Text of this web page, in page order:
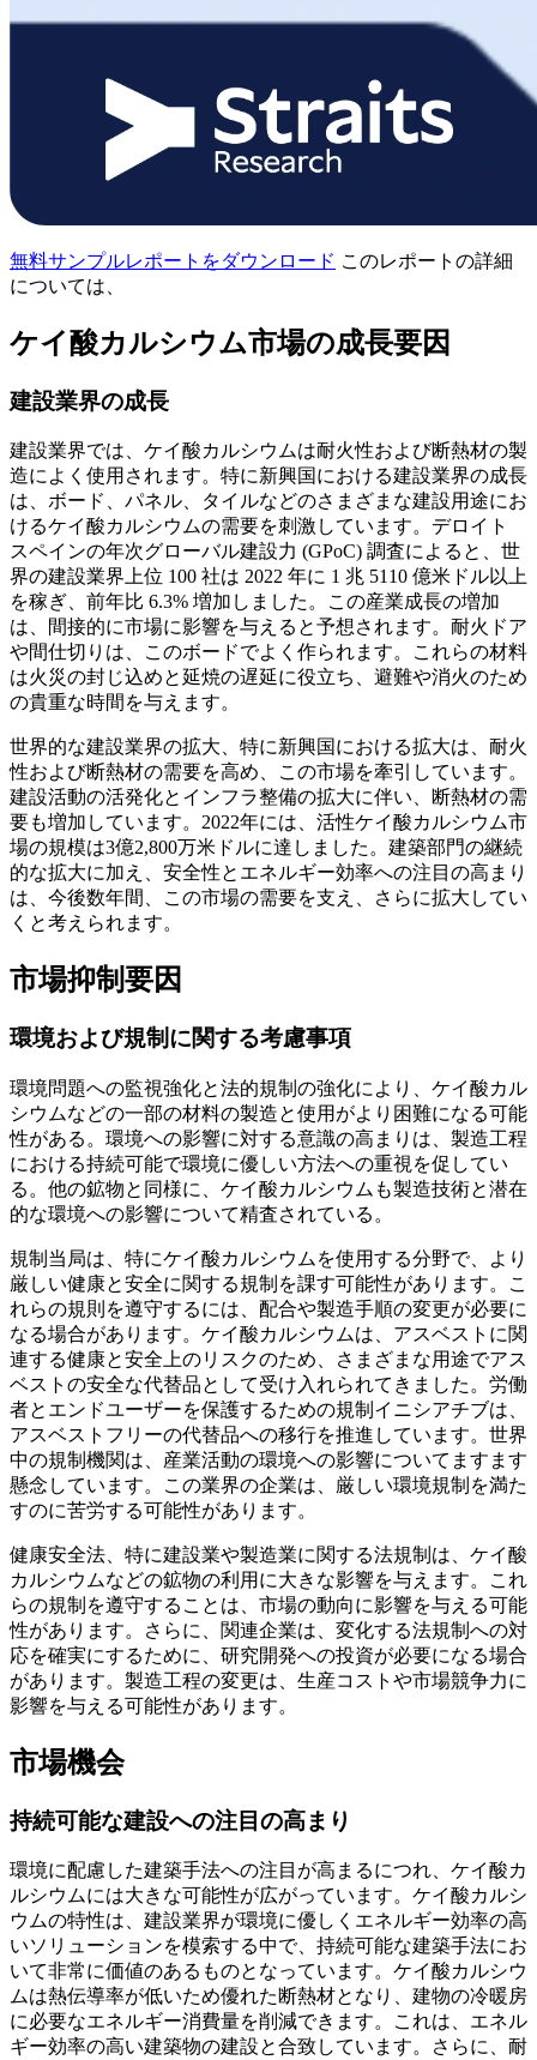
無料サンプルレポートをダウンロード このレポートの詳細
については、
ケイ酸カルシウム市場の成長要因
建設業界の成長
建設業界では、ケイ酸カルシウムは耐火性および断熱材の製
造によく使用されます。特に新興国における建設業界の成長
は、ボード、パネル、タイルなどのさまざまな建設用途にお
けるケイ酸カルシウムの需要を刺激しています。デロイト
スペインの年次グローバル建設力 (GPoC) 調査によると、世
界の建設業界上位 100 社は 2022 年に 1 兆 5110 億米ドル以上
を稼ぎ、前年比 6.3% 増加しました。この産業成長の増加
は、間接的に市場に影響を与えると予想されます。耐火ドア
や間仕切りは、このボードでよく作られます。これらの材料
は火災の封じ込めと延焼の遅延に役立ち、避難や消火のため
の貴重な時間を与えます。
世界的な建設業界の拡大、特に新興国における拡大は、耐火
性および断熱材の需要を高め、この市場を牽引しています。
建設活動の活発化とインフラ整備の拡大に伴い、断熱材の需
要も増加しています。2022年には、活性ケイ酸カルシウム市
場の規模は3億2,800万米ドルに達しました。建築部門の継続
的な拡大に加え、安全性とエネルギー効率への注目の高まり
は、今後数年間、この市場の需要を支え、さらに拡大してい
くと考えられます。
市場抑制要因
環境および規制に関する考慮事項
環境問題への監視強化と法的規制の強化により、ケイ酸カル
シウムなどの一部の材料の製造と使用がより困難になる可能
性がある。環境への影響に対する意識の高まりは、製造工程
における持続可能で環境に優しい方法への重視を促してい
る。他の鉱物と同様に、ケイ酸カルシウムも製造技術と潜在
的な環境への影響について精査されている。
規制当局は、特にケイ酸カルシウムを使用する分野で、より
厳しい健康と安全に関する規制を課す可能性があります。こ
れらの規則を遵守するには、配合や製造手順の変更が必要に
なる場合があります。ケイ酸カルシウムは、アスベストに関
連する健康と安全上のリスクのため、さまざまな用途でアス
ベストの安全な代替品として受け入れられてきました。労働
者とエンドユーザーを保護するための規制イニシアチブは、
アスベストフリーの代替品への移行を推進しています。世界
中の規制機関は、産業活動の環境への影響についてますます
懸念しています。この業界の企業は、厳しい環境規制を満た
すのに苦労する可能性があります。
健康安全法、特に建設業や製造業に関する法規制は、ケイ酸
カルシウムなどの鉱物の利用に大きな影響を与えます。これ
らの規制を遵守することは、市場の動向に影響を与える可能
性があります。さらに、関連企業は、変化する法規制への対
応を確実にするために、研究開発への投資が必要になる場合
があります。製造工程の変更は、生産コストや市場競争力に
影響を与える可能性があります。
市場機会
持続可能な建設への注目の高まり
環境に配慮した建築手法への注目が高まるにつれ、ケイ酸カ
ルシウムには大きな可能性が広がっています。ケイ酸カルシ
ウムの特性は、建設業界が環境に優しくエネルギー効率の高
いソリューションを模索する中で、持続可能な建築手法にお
いて非常に価値のあるものとなっています。ケイ酸カルシウ
ムは熱伝導率が低いため優れた断熱材となり、建物の冷暖房
に必要なエネルギー消費量を削減できます。これは、エネル
ギー効率の高い建築物の建設と合致しています。さらに、耐